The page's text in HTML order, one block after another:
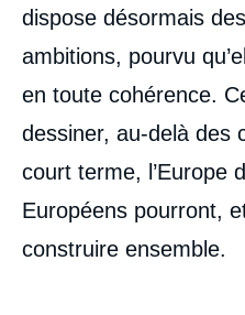
dispose désormais
ambitions, pourvu
en toute cohérence.
dessiner, au-delà des
court terme, l’Europe
Européens pourront,
construire ensemble.